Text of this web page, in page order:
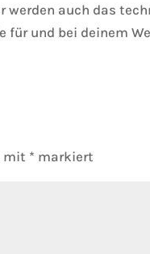
werden auch das
für und bei deinem
mit * markiert